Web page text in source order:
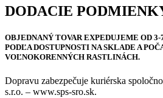
DODACIE
OBJEDNANÝ TOVAREXPEDUJEME OD
PODĽA DOSTUPNOSTI NA SKLADE A
VOĽNOKORENNÝCH RASTLINÁCH.
Dopravu zabezpečuje kuriérska
s.r.o. – www.sps-sro.sk.